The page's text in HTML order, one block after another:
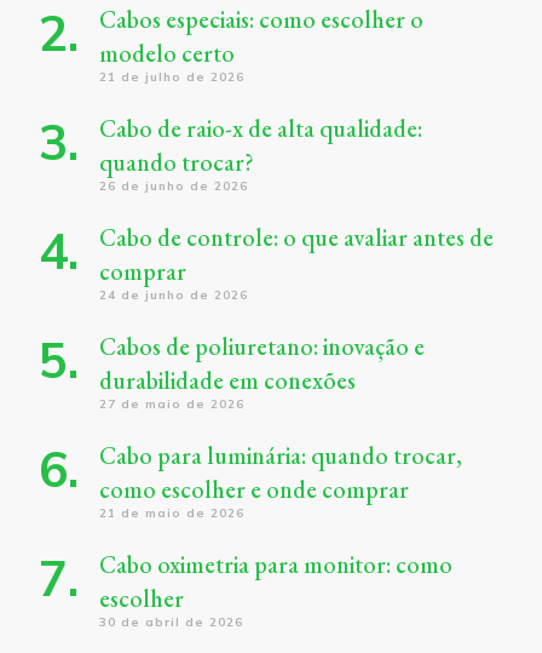
Cabos especiais: como escolher o
modelo certo
21 de julho de 2026
Cabo de raio-x de alta qualidade:
quando trocar?
26 de junho de 2026
Cabo de controle: o que avaliar antes de
comprar
24 de junho de 2026
Cabos de poliuretano: inovação e
durabilidade em conexões
27 de maio de 2026
Cabo para luminária: quando trocar,
como escolher e onde comprar
21 de maio de 2026
Cabo oximetria para monitor: como
escolher
30 de abril de 2026